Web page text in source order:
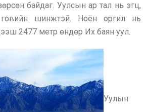
байдаг. Уулсын ар тал нь эгц,
говийн шинжтэй. Ноён оргил нь
2477 метр өндөр Их баян уул.
Уулын